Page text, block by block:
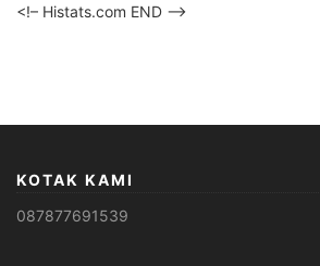
<!– Histats.com END –>
KOTAK KAMI
087877691539